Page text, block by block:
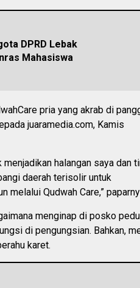
DPRD Lebak
Mahasiswa
pria yang akrab di
juaramedia.com, Kamis
halangan saya dan
daerah terisolir untuk
melalui Qudwah Care,”
menginap di posko
di pengungsian. Bahkan,
karet.